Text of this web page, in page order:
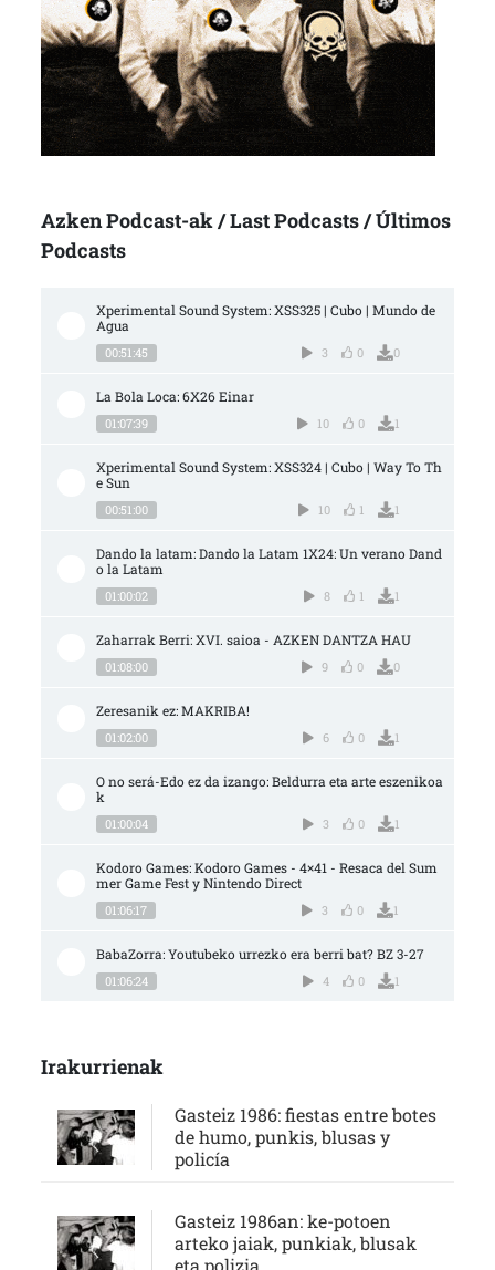
Azken Podcast-ak / Last Podcasts / Últimos
Podcasts
Xperimental Sound System: XSS325 | Cubo | Mundo de
Agua
00:51:45 3 0 0
La Bola Loca: 6X26 Einar
01:07:39 10 0 1
Xperimental Sound System: XSS324 | Cubo | Way To Th
e Sun
00:51:00 10 1 1
Dando la latam: Dando la Latam 1X24: Un verano Dand
o la Latam
01:00:02 8 1 1
Zaharrak Berri: XVI. saioa - AZKEN DANTZA HAU
01:08:00 9 0 0
Zeresanik ez: MAKRIBA!
01:02:00 6 0 1
O no será-Edo ez da izango: Beldurra eta arte eszenikoa
k
01:00:04 3 0 1
Kodoro Games: Kodoro Games - 4×41 - Resaca del Sum
mer Game Fest y Nintendo Direct
01:06:17 3 0 1
BabaZorra: Youtubeko urrezko era berri bat? BZ 3-27
01:06:24 4 0 1
Irakurrienak
Gasteiz 1986: fiestas entre botes
de humo, punkis, blusas y
policía
Gasteiz 1986an: ke-potoen
arteko jaiak, punkiak, blusak
eta polizia